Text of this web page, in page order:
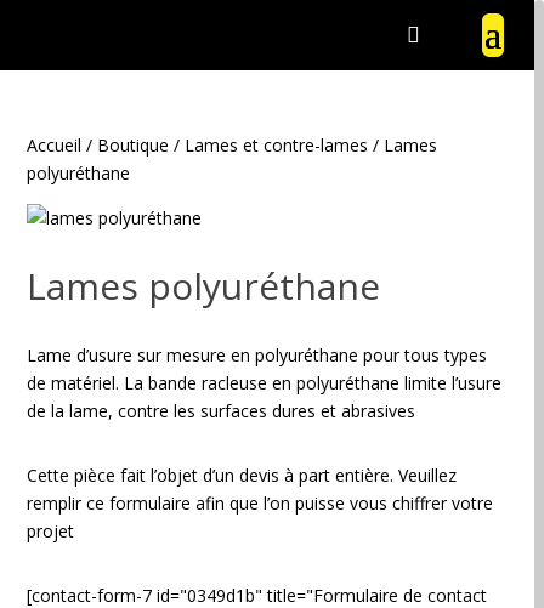
Accueil / Boutique / Lames et contre-lames / Lames
polyuréthane
Lames polyuréthane
Lame d’usure sur mesure en polyuréthane pour tous types
de matériel. La bande racleuse en polyuréthane limite l’usure
de la lame, contre les surfaces dures et abrasives
Cette pièce fait l’objet d’un devis à part entière. Veuillez
remplir ce formulaire afin que l’on puisse vous chiffrer votre
projet
[contact-form-7 id="0349d1b" title="Formulaire de contact